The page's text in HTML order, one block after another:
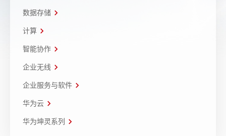
数据存储
计算
智能协作
企业无线
企业服务与软件
华为云
华为坤灵系列